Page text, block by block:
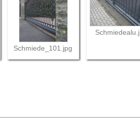
Schmiede_101.jpg